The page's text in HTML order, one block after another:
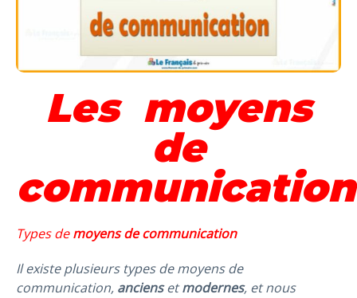
Les moyens
de
communication
Types demoyens de communication
Il existe plusieurs types de moyens de
communication, anciensetmodernes, et nous